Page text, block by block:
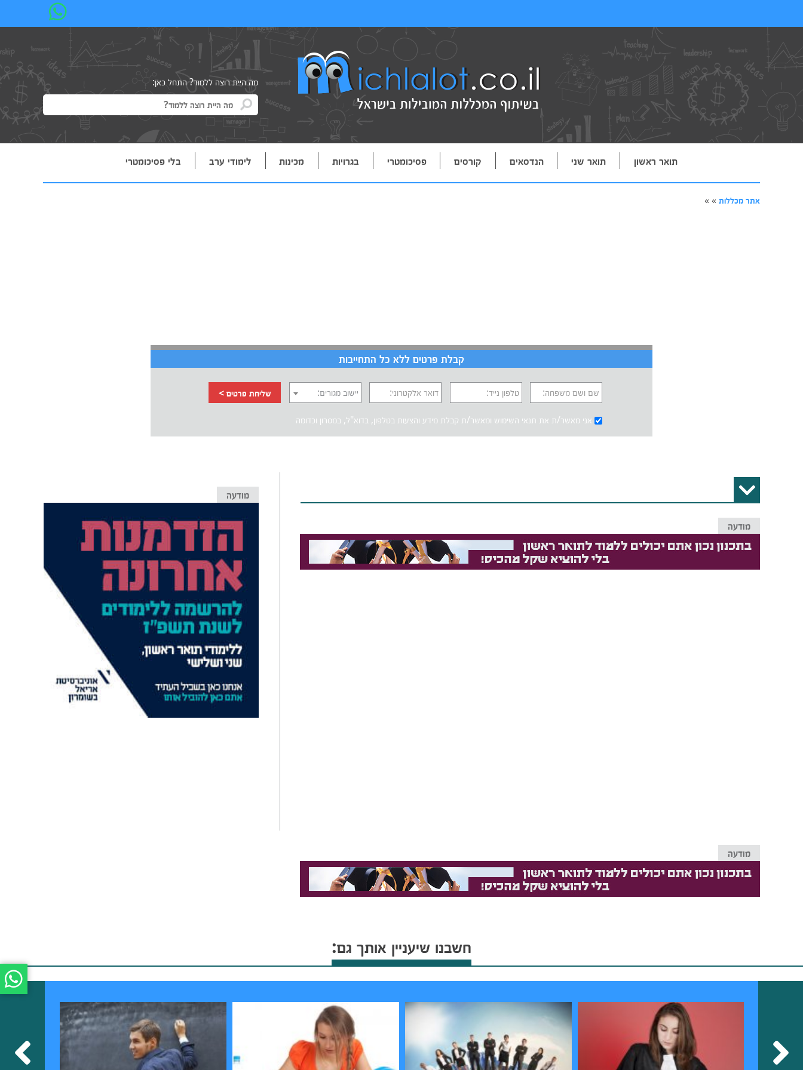
מה היית רוצה ללמוד? התחל כאן:
תואר ראשון תואר שני הנדסאים קורסים פסיכומטרי בגרויות מכינות לימודי ערב בלי פסיכומטרי
אתר מכללות »
»
קבלת פרטים ללא כל התחייבות
שם ושם משפחה: טלפון נייד: דואר אלקטרוני: יישוב מגורים: שליחת פרטים >
אני מאשר/ת את תנאי השימוש ומאשר/ת קבלת מידע והצעות בטלפון, בדוא"ל, במסרון וכדומה‎‎
מודעה
מודעה
מודעה
חשבנו שיעניין אותך גם: